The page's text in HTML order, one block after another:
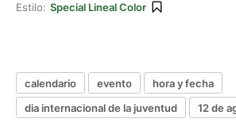
Estilo: Special Lineal Color
calendario evento
hora y fecha
dia internacional de la juventud
12 de